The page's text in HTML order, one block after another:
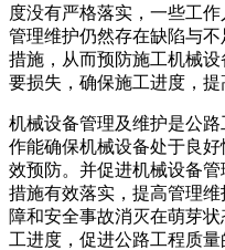
度没有严格落实，一些工
管理维护仍然存在缺陷与
措施，从而预防施工机械
要损失，确保施工进度，提
机械设备管理及维护是公
作能确保机械设备处于良
效预防。并促进机械设备
措施有效落实，提高管理
障和安全事故消灭在萌芽
工进度，促进公路工程质量